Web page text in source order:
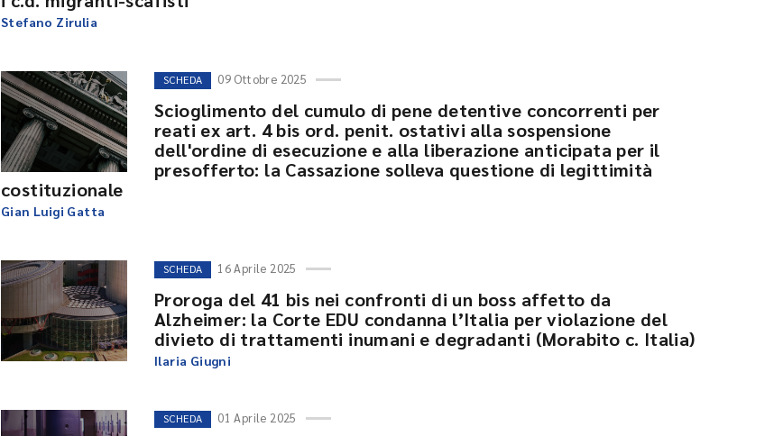
Stefano Zirulia
SCHEDA 09 Ottobre 2025
Scioglimento del cumulo di pene detentive concorrenti per
reati ex art. 4 bis ord. penit. ostativi alla sospensione
dell'ordine di esecuzione e alla liberazione anticipata per il
presofferto: la Cassazione solleva questione di legittimità
costituzionale
Gian Luigi Gatta
SCHEDA 16 Aprile 2025
Proroga del 41 bis nei confronti di un boss affetto da
Alzheimer: la Corte EDU condanna l’Italia per violazione del
divieto di trattamenti inumani e degradanti (Morabito c. Italia)
Ilaria Giugni
SCHEDA 01 Aprile 2025